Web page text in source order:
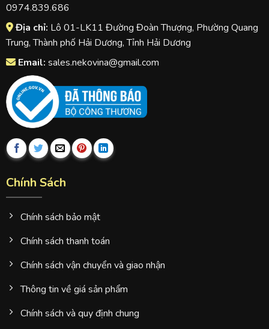
0974.839.686
Địa chỉ: Lô 01-LK11 Đường Đoàn Thượng, Phường Quang
Trung, Thành phố Hải Dương, Tỉnh Hải Dương
Email: sales.nekovina@gmail.com
Chính Sách
Chính sách bảo mật
Chính sách thanh toán
Chính sách vận chuyển và giao nhận
Thông tin về giá sản phẩm
Chính sách và quy định chung